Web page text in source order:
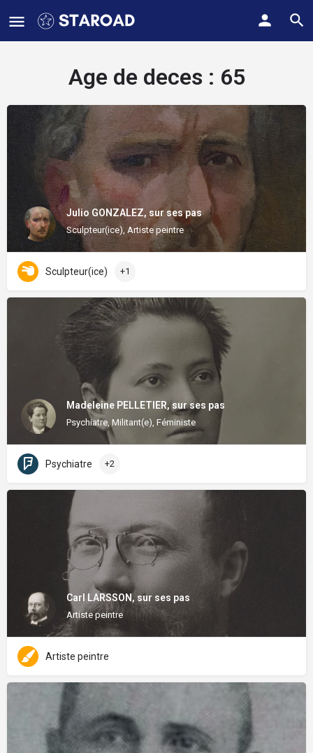
Age de deces : 65
Julio GONZALEZ, sur ses pas
Sculpteur(ice), Artiste peintre
Sculpteur(ice) +1
Madeleine PELLETIER, sur ses pas
Psychiatre, Militant(e), Féministe
Psychiatre +2
Carl LARSSON, sur ses pas
Artiste peintre
Artiste peintre